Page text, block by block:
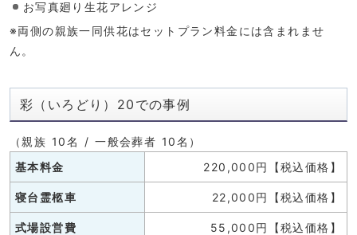
お写真廻り生花アレンジ
※両側の親族一同供花はセットプラン料金には含まれませ
ん。
彩（いろどり）20での事例
（親族 10名 / 一般会葬者 10名）
基本料金
220,000円【税込価格】
寝台霊柩車 22,000円【税込価格】
式場設営費 55,000円【税込価格】